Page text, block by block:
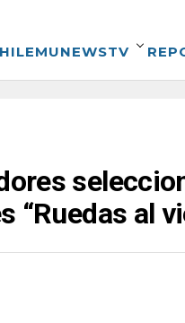
“Ruedas al